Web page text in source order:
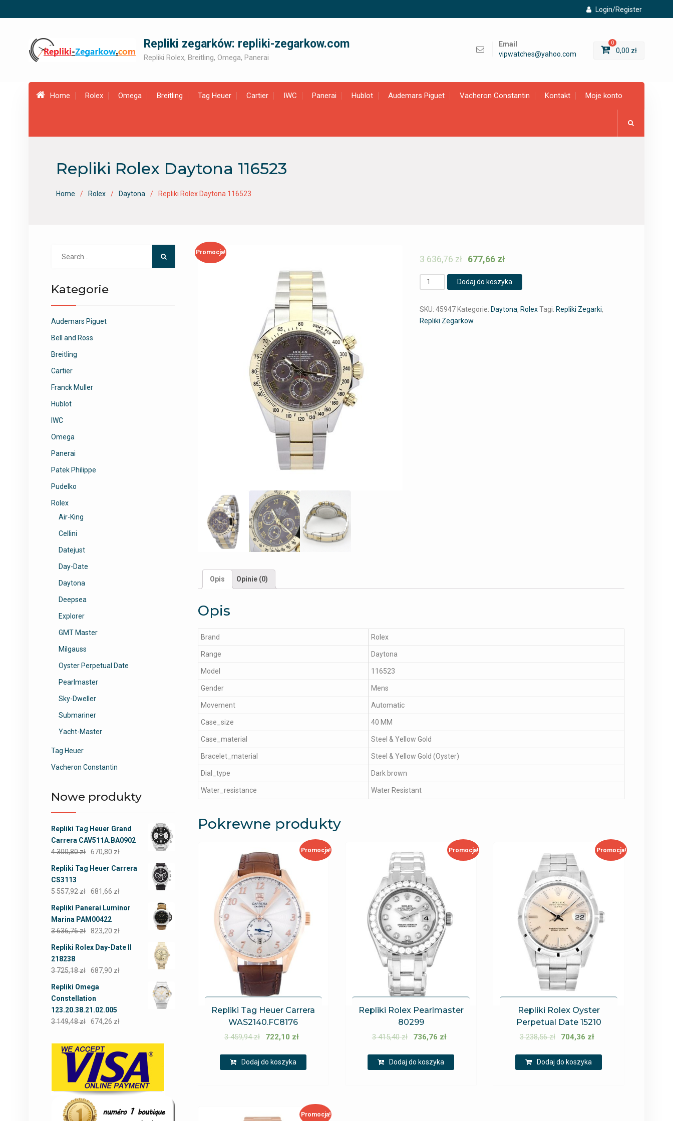
to
Login/Register
Repliki zegarków: repliki-zegarkow.com
Repliki Rolex, Breitling, Omega, Panerai
Email
vipwatches@yahoo.com
0
0,00 zł
Home Rolex Omega Breitling Tag Heuer Cartier IWC Panerai Hublot Audemars Piguet Vacheron Constantin Kontakt Moje konto
Repliki Rolex Daytona 116523
Home Rolex Daytona Repliki Rolex Daytona 116523
Promocja!
3 636,76zł 677,66 zł
Ilość Dodaj do koszyka
SKU: 45947 Kategorie: Daytona, RolexTagi: Repliki Zegarki,
Repliki Zegarkow
Opis Opinie (0)
Opis
Brand Rolex
Range Daytona
Model 116523
Gender Mens
Movement Automatic
Case_size 40 MM
Case_material Steel & Yellow Gold
Bracelet_material Steel & Yellow Gold (Oyster)
Dial_type Dark brown
Water_resistance Water Resistant
Pokrewne produkty
Promocja!
Repliki Tag Heuer Carrera
WAS2140.FC8176
3 459,94zł 722,10 zł
Dodaj do koszyka
Promocja!
Repliki Rolex Pearlmaster
80299
3 415,40zł 736,76 zł
Dodaj do koszyka
Promocja!
Repliki Rolex Oyster
Perpetual Date 15210
3 238,56zł 704,36 zł
Dodaj do koszyka
Promocja!
Kategorie
Audemars Piguet
Bell and Ross
Breitling
Cartier
Franck Muller
Hublot
IWC
Omega
Panerai
Patek Philippe
Pudelko
Rolex
Air-King
Cellini
Datejust
Day-Date
Daytona
Deepsea
Explorer
GMT Master
Milgauss
Oyster Perpetual Date
Pearlmaster
Sky-Dweller
Submariner
Yacht-Master
Tag Heuer
Vacheron Constantin
Nowe produkty
Repliki Tag Heuer Grand
Carrera CAV511A.BA0902
4 300,80zł 670,80 zł
Repliki Tag Heuer Carrera
CS3113
5 557,92zł 681,66 zł
Repliki Panerai Luminor
Marina PAM00422
3 636,76zł 823,20 zł
Repliki Rolex Day-Date II
218238
3 725,18zł 687,90 zł
Repliki Omega
Constellation
123.20.38.21.02.005
3 149,48zł 674,26 zł